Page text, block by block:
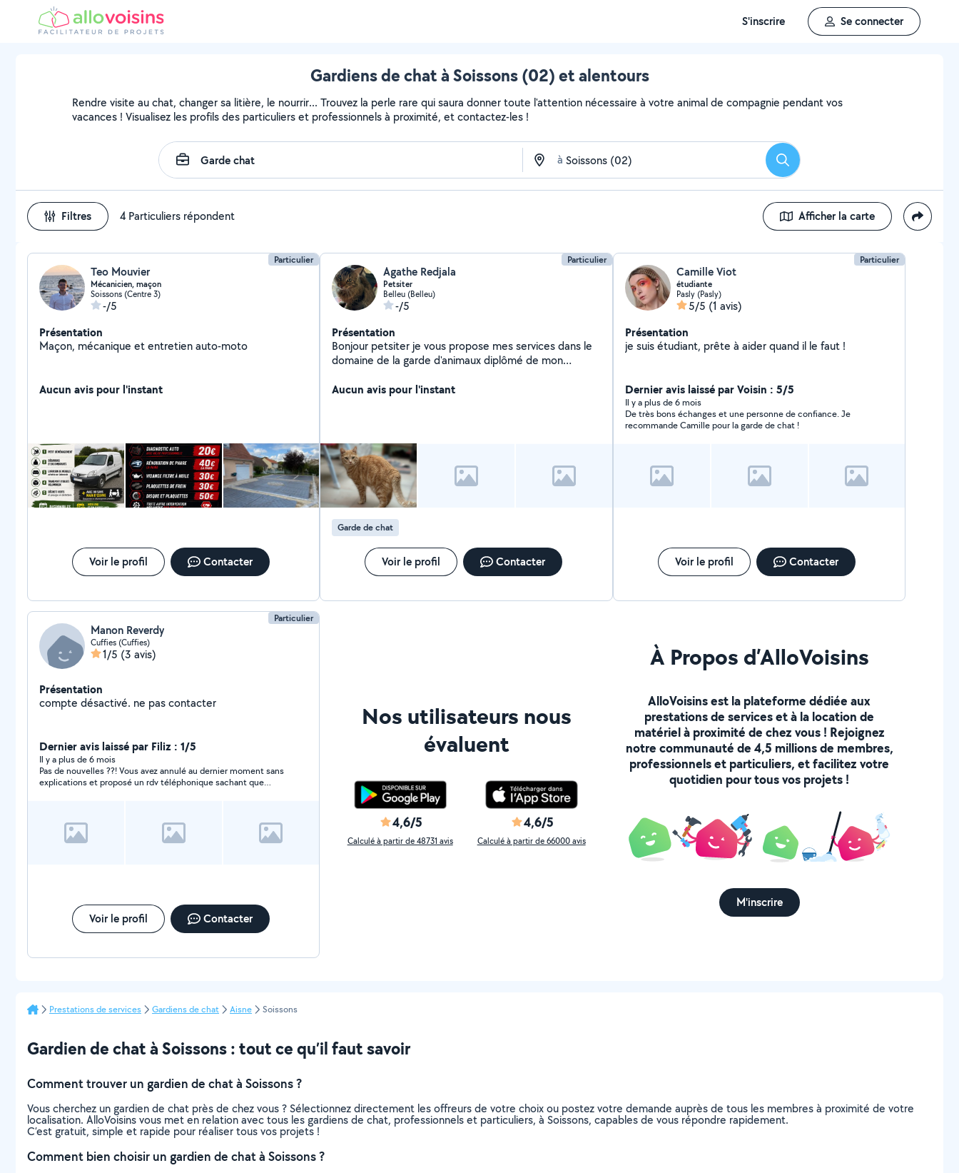
S'inscrire Se connecter
Gardiens de chat à Soissons (02) et alentours
Rendre visite au chat, changer sa litière, le nourrir... Trouvez la perle rare qui saura donner toute l'attention nécessaire à votre animal de compagnie pendant vos
vacances ! Visualisez les profils des particuliers et professionnels à proximité, et contactez-les !
à Rechercher
Filtres 4 Particuliers répondent Afficher la carte
Particulier
Teo Mouvier
Mécanicien, maçon
Soissons (Centre 3)
-/5
Présentation
Maçon, mécanique et entretien auto-moto
Aucun avis pour l'instant
Voir le profil Contacter
Particulier
Agathe Redjala
Petsiter
Belleu (Belleu)
-/5
Présentation
Bonjour petsiter je vous propose mes services dans le
domaine de la garde d'animaux diplômé de mon
Aucun avis pour l'instant
Garde de chat
Voir le profil Contacter
Particulier
Camille Viot
étudiante
Pasly (Pasly)
5/5 (1 avis)
Présentation
je suis étudiant, prête à aider quand il le faut !
Dernier avis laissé par Voisin : 5/5
Il y a plus de 6 mois
De très bons échanges et une personne de confiance. Je
recommande Camille pour la garde de chat !
Voir le profil Contacter
Particulier
Manon Reverdy
Cuffies (Cuffies)
1/5 (3 avis)
Présentation
compte désactivé. ne pas contacter
Dernier avis laissé par Filiz : 1/5
Il y a plus de 6 mois
Pas de nouvelles ??! Vous avez annulé au dernier moment sans
explications et proposé un rdv téléphonique sachant que
Voir le profil Contacter
Nos utilisateurs nous
évaluent
4,6/5
Calculé à partir de 48731 avis
4,6/5
Calculé à partir de 66000 avis
À Propos d’AlloVoisins
AlloVoisins est la plateforme dédiée aux
prestations de services et à la location de
matériel à proximité de chez vous ! Rejoignez
notre communauté de 4,5 millions de membres,
professionnels et particuliers, et facilitez votre
quotidien pour tous vos projets !
M'inscrire
Prestations de services Gardiens de chat Aisne Soissons
Gardien de chat à Soissons : tout ce qu’il faut savoir
Comment trouver un gardien de chat à Soissons ?
Vous cherchez un gardien de chat près de chez vous ? Sélectionnez directement les offreurs de votre choix ou postez votre demande auprès de tous les membres à proximité de votre
localisation. AlloVoisins vous met en relation avec tous les gardiens de chat, professionnels et particuliers, à Soissons, capables de vous répondre rapidement.
C’est gratuit, simple et rapide pour réaliser tous vos projets !
Comment bien choisir un gardien de chat à Soissons ?